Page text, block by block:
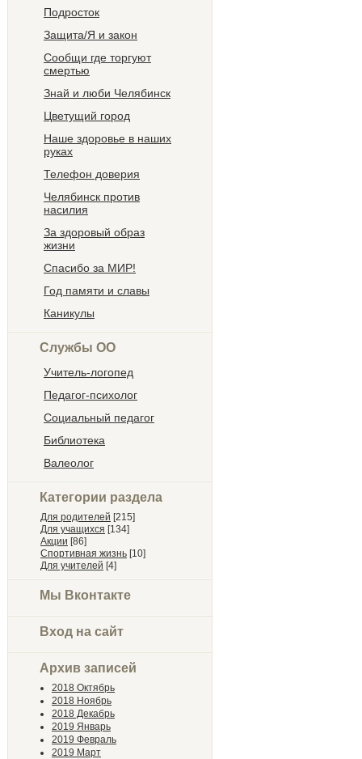
Подросток
Защита/Я и закон
Сообщи где торгуют
смертью
Знай и люби Челябинск
Цветущий город
Наше здоровье в наших
руках
Телефон доверия
Челябинск против
насилия
За здоровый образ
жизни
Спасибо за МИР!
Год памяти и славы
Каникулы
Службы ОО
Учитель-логопед
Педагог-психолог
Социальный педагог
Библиотека
Валеолог
Категории раздела
Для родителей [215]
Для учащихся [134]
Акции [86]
Спортивная жизнь [10]
Для учителей [4]
Мы Вконтакте
Вход на сайт
Архив записей
2018 Октябрь
2018 Ноябрь
2018 Декабрь
2019 Январь
2019 Февраль
2019 Март